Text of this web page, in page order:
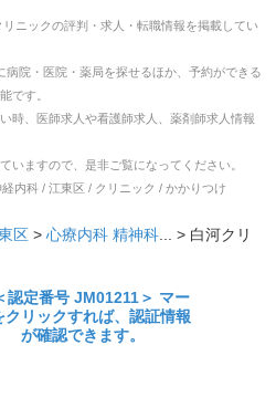
ニックの評判・求人・転職情報を掲載してい
院・医院・薬局を探せるほか、予約ができる
です。
時、医師求人や看護師求人、薬剤師求人情報
いますので、是非ご覧になってください。
内科 / 江東区 / クリニック / かかりつけ
区 > 心療内科 精神科... > 白河クリ